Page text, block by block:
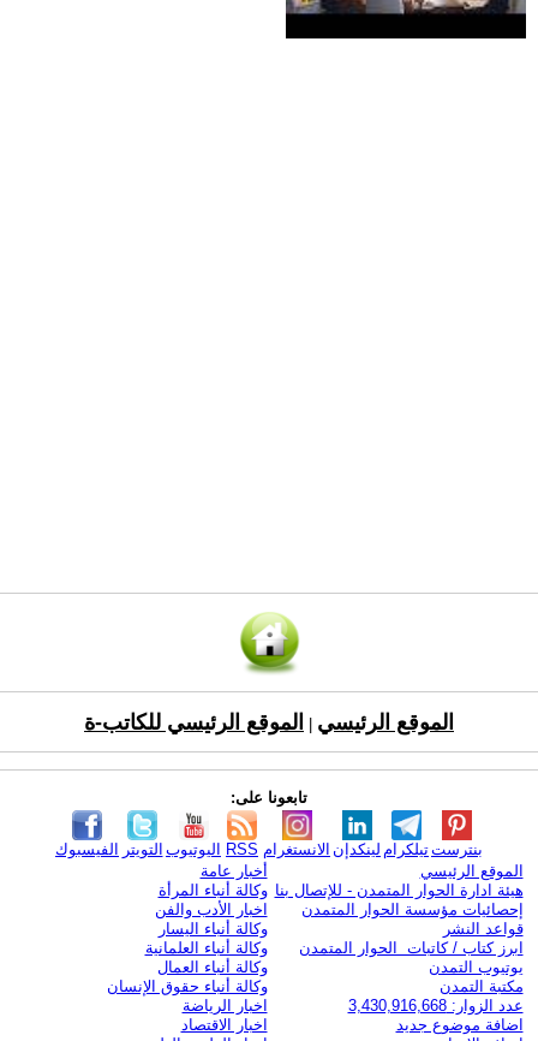
الموقع الرئيسي الموقع الرئيسي للكاتب-ة
تابعونا على:
الفيسبوك التويتر اليوتيوب RSS الانستغرام لينكدإن تيلكرامبنترست
الموقع الرئيسي
هيئة ادارة الحوار المتمدن - للإتصال بنا
إحصائيات مؤسسة الحوار المتمدن
قواعد النشر
ابرز كتاب / كاتبات الحوار المتمدن
يوتيوب التمدن
مكتبة التمدن
عدد الزوار: 3,430,916,668
اضافة موضوع جديد
أخبار عامة
وكالة أنباء المرأة
اخبار الأدب والفن
وكالة أنباء اليسار
وكالة أنباء العلمانية
وكالة أنباء العمال
وكالة أنباء حقوق الإنسان
اخبار الرياضة
اخبار الاقتصاد